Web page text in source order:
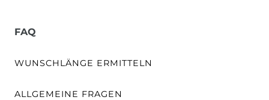
FAQ
WUNSCHLÄNGE ERMITTELN
ALLGEMEINE FRAGEN